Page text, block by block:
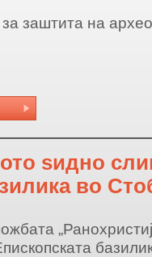
заштита на
ѕидно
во